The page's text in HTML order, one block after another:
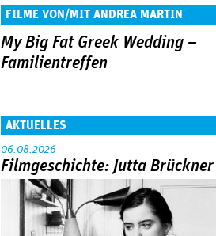
FILME VON/MIT ANDREA MARTIN
My Big Fat Greek Wedding –
Familientreffen
AKTUELLES
06.08.2026
Filmgeschichte: Jutta Brückner